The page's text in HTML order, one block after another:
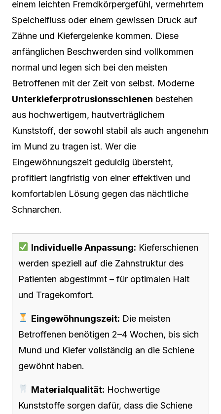
einem leichten Fremdkörpergefühl, vermehrtem
Speichelfluss oder einem gewissen Druck auf
Zähne und Kiefergelenke kommen. Diese
anfänglichen Beschwerden sind vollkommen
normal und legen sich bei den meisten
Betroffenen mit der Zeit von selbst. Moderne
Unterkieferprotrusionsschienen bestehen
aus hochwertigem, hautverträglichem
Kunststoff, der sowohl stabil als auch angenehm
im Mund zu tragen ist. Wer die
Eingewöhnungszeit geduldig übersteht,
profitiert langfristig von einer effektiven und
komfortablen Lösung gegen das nächtliche
Schnarchen.
Individuelle Anpassung: Kieferschienen
werden speziell auf die Zahnstruktur des
Patienten abgestimmt – für optimalen Halt
und Tragekomfort.
Eingewöhnungszeit: Die meisten
Betroffenen benötigen 2–4 Wochen, bis sich
Mund und Kiefer vollständig an die Schiene
gewöhnt haben.
Materialqualität: Hochwertige
Kunststoffe sorgen dafür, dass die Schiene